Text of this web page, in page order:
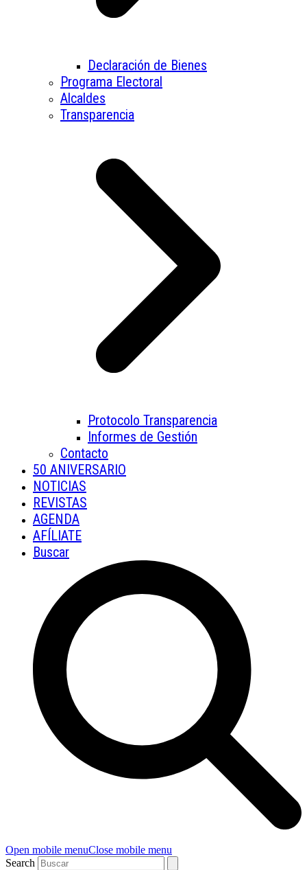
Declaración de Bienes
Programa Electoral
Alcaldes
Transparencia
Protocolo Transparencia
Informes de Gestión
Contacto
50 ANIVERSARIO
NOTICIAS
REVISTAS
AGENDA
AFÍLIATE
Buscar
Open mobile menuClose mobile menu
Search